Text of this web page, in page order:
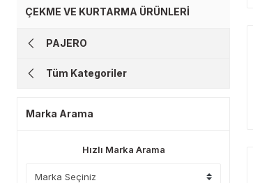
ÇEKME VE KURTARMA ÜRÜNLERİ
PAJERO
Tüm Kategoriler
Marka Arama
Hızlı Marka Arama